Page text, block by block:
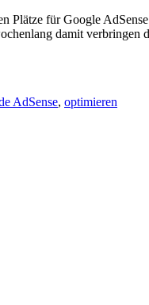
Plätze für Google
damit
AdSense, optimieren